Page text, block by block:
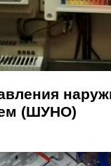
(ШУНО)